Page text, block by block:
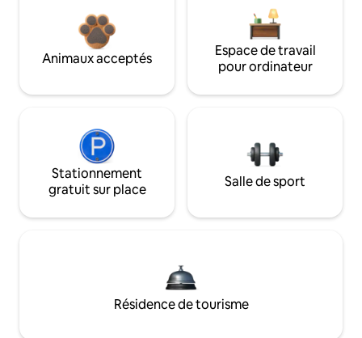
Animaux acceptés
Espace de travail
pour ordinateur
Stationnement
gratuit sur place
Salle de sport
Résidence de tourisme